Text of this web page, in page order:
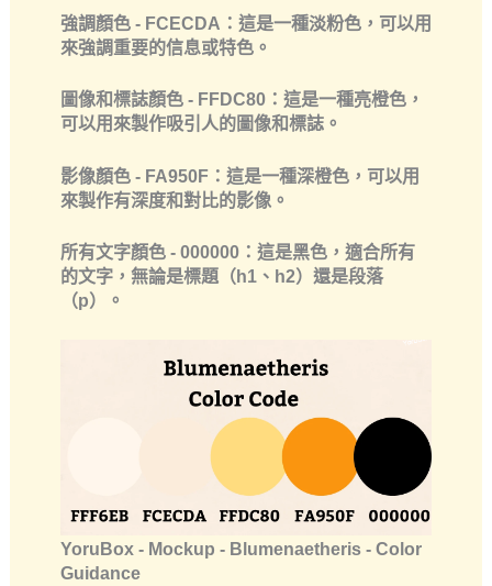
強調顏色- FCECDA：這是一種淡粉色，可以用
來強調重要的信息或特色。
圖像和標誌顏色- FFDC80：這是一種亮橙色，
可以用來製作吸引人的圖像和標誌。
影像顏色- FA950F：這是一種深橙色，可以用
來製作有深度和對比的影像。
所有文字顏色- 000000：這是黑色，適合所有
的文字，無論是標題（h1、h2）還是段落
（p）。
YoruBox - Mockup - Blumenaetheris - Color
Guidance